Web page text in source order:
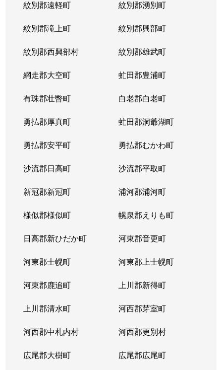
紋別郡遠軽町 紋別郡湧別町
紋別郡滝上町 紋別郡興部町
紋別郡西興部村 紋別郡雄武町
網走郡大空町 虻田郡豊浦町
有珠郡壮瞥町 白老郡白老町
勇払郡厚真町 虻田郡洞爺湖町
勇払郡安平町 勇払郡むかわ町
沙流郡日高町 沙流郡平取町
新冠郡新冠町 浦河郡浦河町
様似郡様似町 幌泉郡えりも町
日高郡新ひだか町 河東郡音更町
河東郡士幌町 河東郡上士幌町
河東郡鹿追町 上川郡新得町
上川郡清水町 河西郡芽室町
河西郡中札内村 河西郡更別村
広尾郡大樹町 広尾郡広尾町